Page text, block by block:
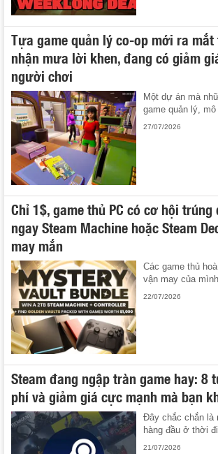
Tựa game quản lý co-op mới ra mắt
nhận mưa lời khen, đang có giảm
người chơi
Một dự án mà
game quản lý,
27/07/2026
Chỉ 1$, game thủ PC có cơ hội
ngay Steam Machine hoặc Steam
may mắn
Các game thủ
vận may của mình.
22/07/2026
Steam đang ngập tràn game hay: 8
phí và giảm giá cực mạnh mà bạn
Đây chắc chắn là
hàng đầu ở thời
21/07/2026